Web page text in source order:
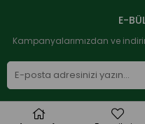
E-
Kampanyalarımızdan ve